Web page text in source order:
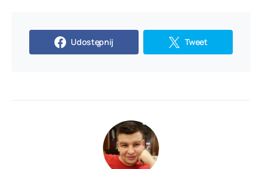
Udostępnij Tweet